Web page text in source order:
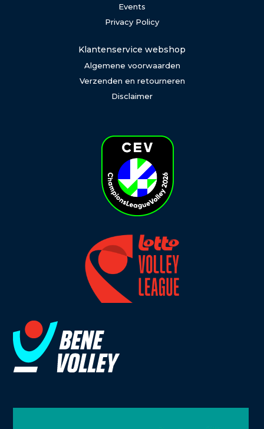
Events
Privacy Policy
Klantenservice webshop
Algemene voorwaarden
Verzenden en retourneren
Disclaimer